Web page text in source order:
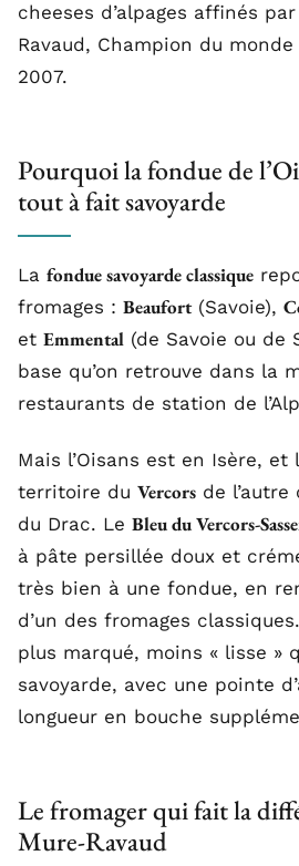
cheeses d’alpages affinés
Ravaud, Champion du
2007.
Pourquoi la fondue de
tout à fait savoyarde
La fondue savoyarde classique
fromages : Beaufort(Savoie),
et Emmental (de Savoie ou de
base qu’on retrouve dans la
restaurants de station de
Mais l’Oisans est en Isère, et
territoire du Vercors de
du Drac. Le Bleu du Vercors-
à pâte persillée doux et
très bien à une fondue, en
d’un des fromages
plus marqué, moins « lisse »
savoyarde, avec une pointe
longueur en bouche
Le fromager qui fait la
Mure-Ravaud